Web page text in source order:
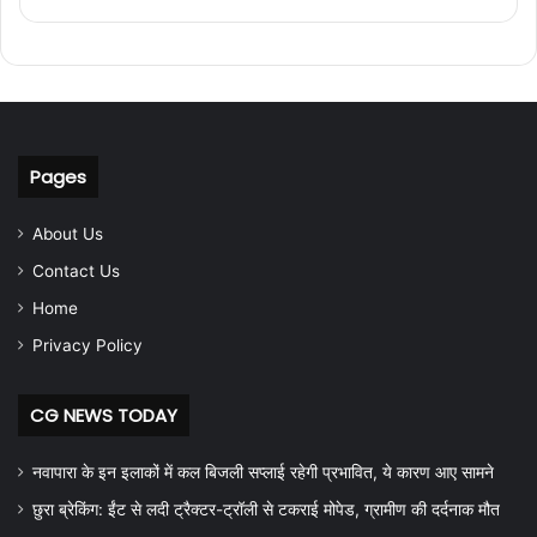
Pages
About Us
Contact Us
Home
Privacy Policy
CG NEWS TODAY
नवापारा के इन इलाकों में कल बिजली सप्लाई रहेगी प्रभावित, ये कारण आए सामने
छुरा ब्रेकिंग: ईंट से लदी ट्रैक्टर-ट्रॉली से टकराई मोपेड, ग्रामीण की दर्दनाक मौत